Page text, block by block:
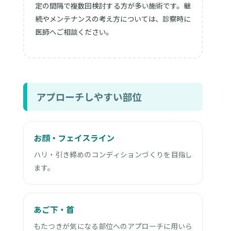
定の間隔で複数回検討する方が多い施術です。継
続やメンテナンスの考え方については、診察時に
医師へご相談ください。
アプローチしやすい部位
お顔・フェイスライン
ハリ・引き締めのコンディションづくりを目指し
ます。
あご下・首
もたつきが気になる部位へのアプローチに用いら